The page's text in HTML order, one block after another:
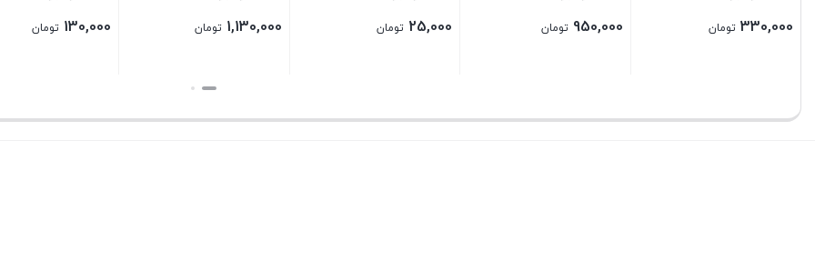
تومان تومان تومان تومان تومان